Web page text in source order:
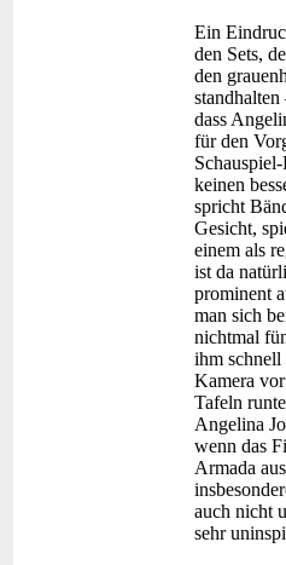
Ein
den Sets,
den
dass
für den
keinen
spricht
Gesicht,
einem als
ist da
prominent
man sich
nichtmal
ihm schnell
Kamera
Tafeln
Angelina
wenn das
Armada
auch nicht
sehr